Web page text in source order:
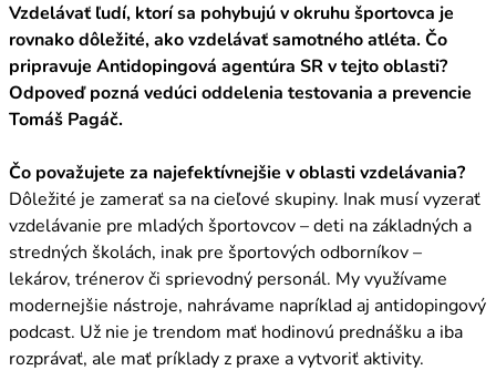
Vzdelávať ľudí, ktorí sa pohybujú v okruhu športovca je
rovnako dôležité, ako vzdelávať samotného atléta. Čo
pripravuje Antidopingová agentúra SR v tejto oblasti?
Odpoveď pozná vedúci oddelenia testovania a prevencie
Tomáš Pagáč.
Čo považujete za najefektívnejšie v oblasti vzdelávania?
Dôležité je zamerať sa na cieľové skupiny. Inak musí vyzerať
vzdelávanie pre mladých športovcov – deti na základných a
stredných školách, inak pre športových odborníkov –
lekárov, trénerov či sprievodný personál. My využívame
modernejšie nástroje, nahrávame napríklad aj antidopingový
podcast. Už nie je trendom mať hodinovú prednášku a iba
rozprávať, ale mať príklady z praxe a vytvoriť aktivity.